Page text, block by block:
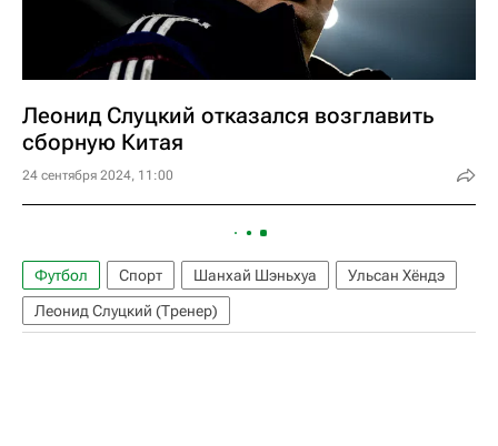
Леонид Слуцкий отказался возглавить
сборную Китая
24 сентября 2024, 11:00
Футбол Спорт Шанхай Шэньхуа
Ульсан Хёндэ
Леонид Слуцкий (Тренер)